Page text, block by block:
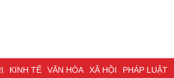
KINH TẾ VĂN HÓA XÃ HỘI PHÁP LUẬT